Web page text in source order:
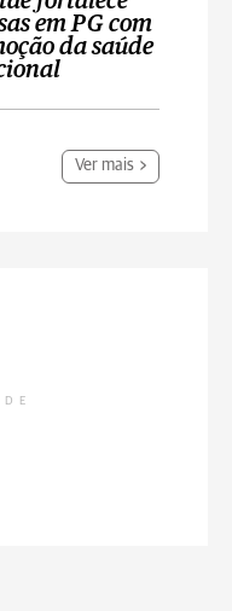
em PG com
da saúde
Ver mais